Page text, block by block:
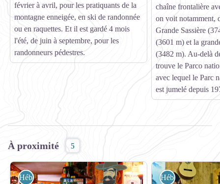
février à avril, pour les pratiquants de la
montagne enneigée, en ski de randonnée
ou en raquettes. Et il est gardé 4 mois
l'été, de juin à septembre, pour les
randonneurs pédestres.
chaîne frontalière
on voit notamment,
Grande Sassière
(3601 m) et la
(3482 m). Au-delà
trouve le Parco
avec lequel le Parc
est jumelé depuis
À proximité 5
Hébergement Hébergement